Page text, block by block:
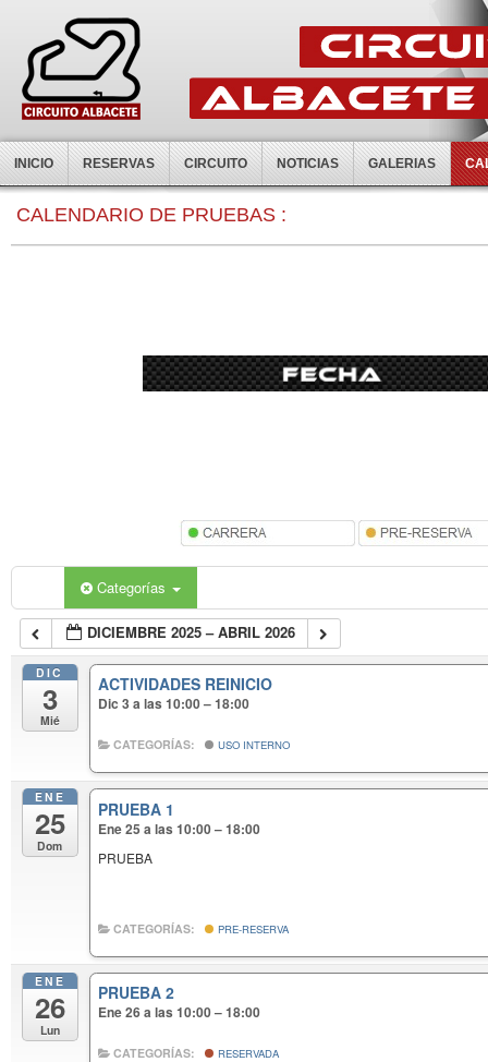
INICIO RESERVAS CIRCUITO NOTICIAS GALERIAS
CALENDARIO DE PRUEBAS :
Categorías
DICIEMBRE 2025 – ABRIL 2026
DIC
3
Mié
ACTIVIDADES REINICIO
Dic 3 a las 10:00 – 18:00
CATEGORÍAS: USO INTERNO
ENE
25
Dom
PRUEBA 1
Ene 25 a las 10:00 – 18:00
PRUEBA
CATEGORÍAS: PRE-RESERVA
ENE
26
Lun
PRUEBA 2
Ene 26 a las 10:00 – 18:00
CATEGORÍAS: RESERVADA